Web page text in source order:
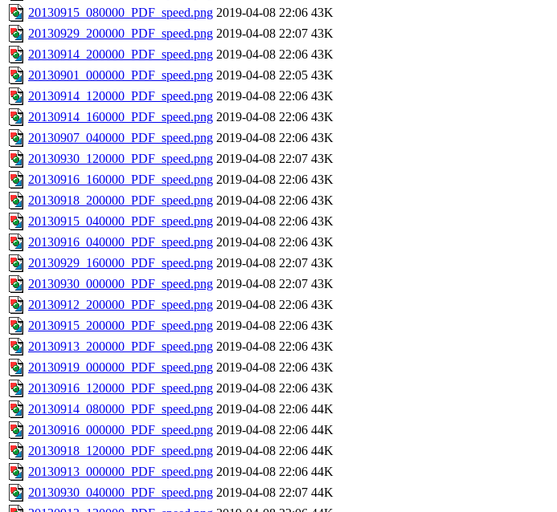
20130915_080000_PDF_speed.png 2019-04-08 22:06 43K
20130929_200000_PDF_speed.png 2019-04-08 22:07 43K
20130914_200000_PDF_speed.png 2019-04-08 22:06 43K
20130901_000000_PDF_speed.png 2019-04-08 22:05 43K
20130914_120000_PDF_speed.png 2019-04-08 22:06 43K
20130914_160000_PDF_speed.png 2019-04-08 22:06 43K
20130907_040000_PDF_speed.png 2019-04-08 22:06 43K
20130930_120000_PDF_speed.png 2019-04-08 22:07 43K
20130916_160000_PDF_speed.png 2019-04-08 22:06 43K
20130918_200000_PDF_speed.png 2019-04-08 22:06 43K
20130915_040000_PDF_speed.png 2019-04-08 22:06 43K
20130916_040000_PDF_speed.png 2019-04-08 22:06 43K
20130929_160000_PDF_speed.png 2019-04-08 22:07 43K
20130930_000000_PDF_speed.png 2019-04-08 22:07 43K
20130912_200000_PDF_speed.png 2019-04-08 22:06 43K
20130915_200000_PDF_speed.png 2019-04-08 22:06 43K
20130913_200000_PDF_speed.png 2019-04-08 22:06 43K
20130919_000000_PDF_speed.png 2019-04-08 22:06 43K
20130916_120000_PDF_speed.png 2019-04-08 22:06 43K
20130914_080000_PDF_speed.png 2019-04-08 22:06 44K
20130916_000000_PDF_speed.png 2019-04-08 22:06 44K
20130918_120000_PDF_speed.png 2019-04-08 22:06 44K
20130913_000000_PDF_speed.png 2019-04-08 22:06 44K
20130930_040000_PDF_speed.png 2019-04-08 22:07 44K